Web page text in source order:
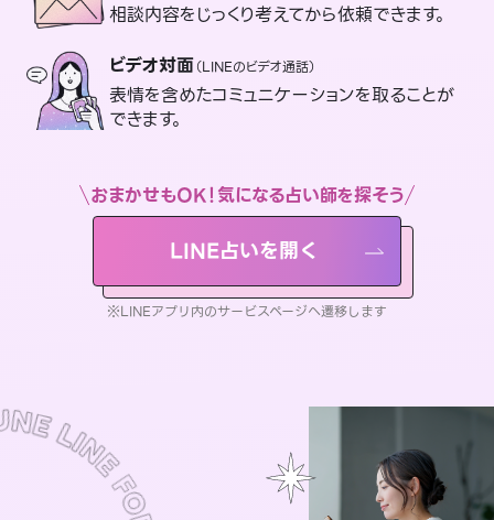
相談内容をじっくり考えてから依頼できます。
ビデオ対面（LINEのビデオ通話）
表情を含めたコミュニケーションを取ることが
できます。
おまかせもOK！気になる占い師を探そう
LINE占いを開く
※LINEアプリ内のサービスページへ遷移します